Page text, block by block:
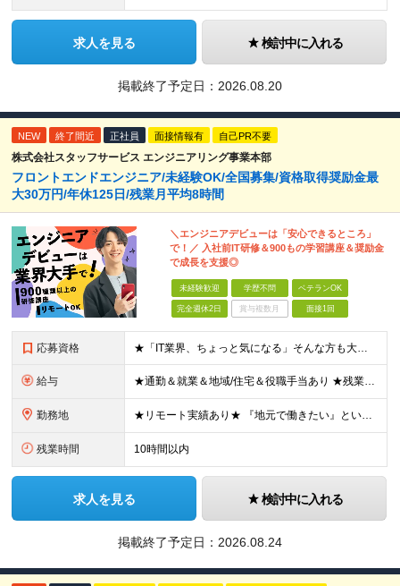
求人を見る 検討中に入れる
掲載終了予定日： 2026.08.20
NEW 終了間近 正社員 面接情報有 自己PR不要
株式会社スタッフサービス エンジニアリング事業本部
フロントエンドエンジニア/未経験OK/全国募集/資格取得奨励金最
大30万円/年休125日/残業月平均8時間
＼エンジニアデビューは「安心できるところ」
で！／ 入社前IT研修＆900もの学習講座＆奨励金
で成長を支援◎
未経験歓迎 学歴不問 ベテランOK
完全週休2日 賞与複数月 面接1回
応募資格 ★「IT業界、ちょっと気になる」そんな方も大歓迎！ ■学歴不問 ■未経験・第二新卒歓迎 ■知識・経験はこれから身につけていければOK！ □■ステップアップ■□ 社内システム開発やインフラ構築などジャ
給与 ★通勤＆就業＆地域/住宅＆役職手当あり ★残業代は全額支給 ★選べる給与制度あり！ ■東京・神奈川・千葉・埼玉勤務の場合 月給24.5万円～55万円＋諸手当 （残業代は全額支給） (20,000円の
勤務地 ★リモート実績あり★ 『地元で働きたい』という希望に、業界トップクラス約7,000件の取引事業所数、90,000件以上のプロジェクトから検討をいたします。 全国の取引先での就業となります（沖縄を除
残業時間 10時間以内
求人を見る 検討中に入れる
掲載終了予定日： 2026.08.24